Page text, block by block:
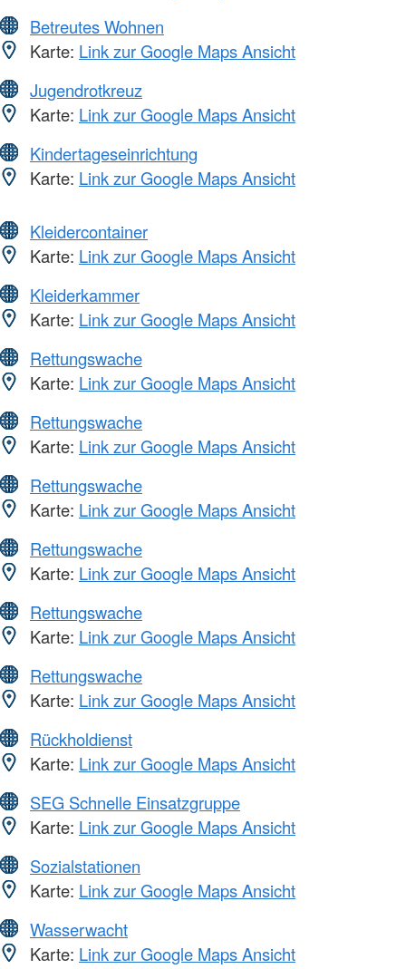
Betreutes Wohnen
Karte: Link zur Google Maps Ansicht
Jugendrotkreuz
Karte: Link zur Google Maps Ansicht
Kindertageseinrichtung
Karte: Link zur Google Maps Ansicht
Kleidercontainer
Karte: Link zur Google Maps Ansicht
Kleiderkammer
Karte: Link zur Google Maps Ansicht
Rettungswache
Karte: Link zur Google Maps Ansicht
Rettungswache
Karte: Link zur Google Maps Ansicht
Rettungswache
Karte: Link zur Google Maps Ansicht
Rettungswache
Karte: Link zur Google Maps Ansicht
Rettungswache
Karte: Link zur Google Maps Ansicht
Rettungswache
Karte: Link zur Google Maps Ansicht
Rückholdienst
Karte: Link zur Google Maps Ansicht
SEG Schnelle Einsatzgruppe
Karte: Link zur Google Maps Ansicht
Sozialstationen
Karte: Link zur Google Maps Ansicht
Wasserwacht
Karte: Link zur Google Maps Ansicht